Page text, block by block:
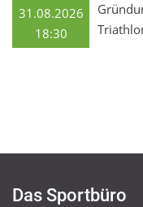
31.08.2026
18:30
Das Sportbüro